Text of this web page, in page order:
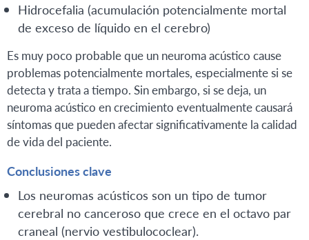
Hidrocefalia (acumulación potencialmente mortal
de exceso de líquido en el cerebro)
Es muy poco probable que un neuroma acústico cause
problemas potencialmente mortales, especialmente si se
detecta y trata a tiempo. Sin embargo, si se deja, un
neuroma acústico en crecimiento eventualmente causará
síntomas que pueden afectar significativamente la calidad
de vida del paciente.
Conclusiones clave
Los neuromas acústicos son un tipo de tumor
cerebral no canceroso que crece en el octavo par
craneal (nervio vestibulococlear).